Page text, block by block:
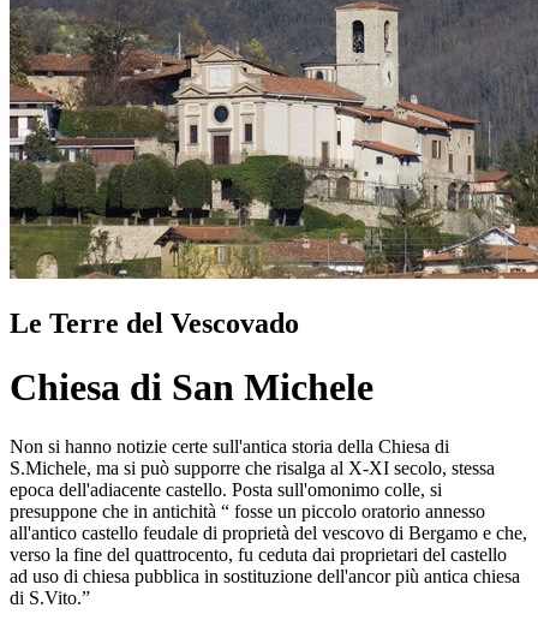
Le Terre del Vescovado
Chiesa di San Michele
Non si hanno notizie certe sull'antica storia della Chiesa di
S.Michele, ma si può supporre che risalga al X-XI secolo, stessa
epoca dell'adiacente castello. Posta sull'omonimo colle, si
presuppone che in antichità “ fosse un piccolo oratorio annesso
all'antico castello feudale di proprietà del vescovo di Bergamo e che,
verso la fine del quattrocento, fu ceduta dai proprietari del castello
ad uso di chiesa pubblica in sostituzione dell'ancor più antica chiesa
di S.Vito.”